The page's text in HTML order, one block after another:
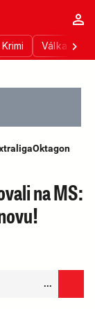
Krimi Válka na
Oktagon
na MS:
...